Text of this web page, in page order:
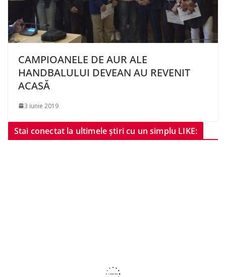
CAMPIOANELE DE AUR ALE
HANDBALULUI DEVEAN AU REVENIT
ACASĂ
3 iunie 2019
Stai conectat la ultimele știri cu un simplu LIKE: